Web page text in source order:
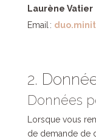
Laurène Vatier
Email :
2.
Données
Lorsque vous
de demande de